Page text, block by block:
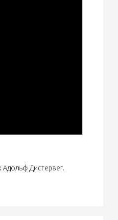
Адольф Дистервег.